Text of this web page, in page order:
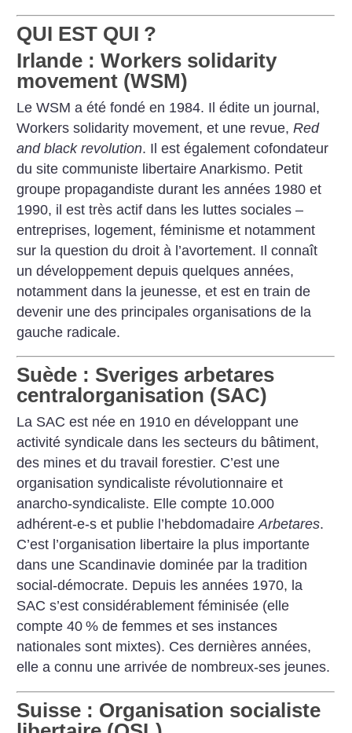
QUI EST QUI ?
Irlande : Workers solidarity
movement (WSM)
Le WSM a été fondé en 1984. Il édite un journal,
Workers solidarity movement, et une revue,Red
and black revolution. Il est également cofondateur
du site communiste libertaire Anarkismo. Petit
groupe propagandiste durant les années 1980 et
1990, il est très actif dans les luttes sociales –
entreprises, logement, féminisme et notamment
sur la question du droit à l’avortement. Il connaît
un développement depuis quelques années,
notamment dans la jeunesse, et est en train de
devenir une des principales organisations de la
gauche radicale.
Suède : Sveriges arbetares
centralorganisation (SAC)
La SAC est née en 1910 en développant une
activité syndicale dans les secteurs du bâtiment,
des mines et du travail forestier. C’est une
organisation syndicaliste révolutionnaire et
anarcho-syndicaliste. Elle compte 10.000
adhérent-e-s et publie l’hebdomadaireArbetares.
C’est l’organisation libertaire la plus importante
dans une Scandinavie dominée par la tradition
social-démocrate. Depuis les années 1970, la
SAC s’est considérablement féminisée (elle
compte 40 % de femmes et ses instances
nationales sont mixtes). Ces dernières années,
elle a connu une arrivée de nombreux-ses jeunes.
Suisse : Organisation socialiste